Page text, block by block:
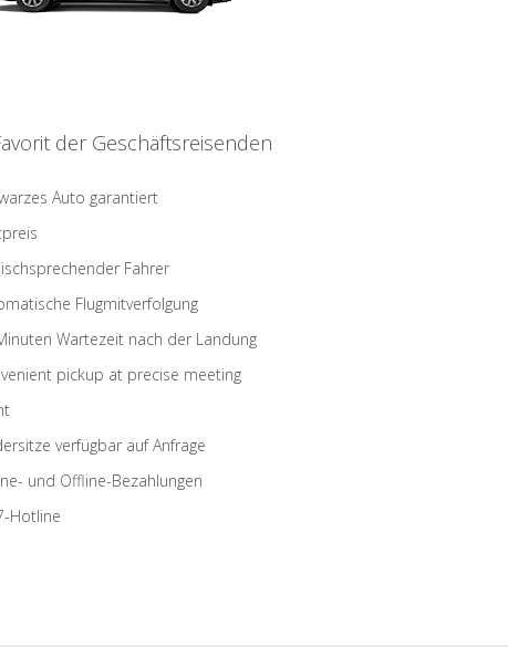
der Geschäftsreisenden
Auto garantiert
Fahrer
Flugmitverfolgung
Wartezeit nach der Landung
pickup at precise meeting
verfügbar auf Anfrage
und Offline-Bezahlungen
Hotline